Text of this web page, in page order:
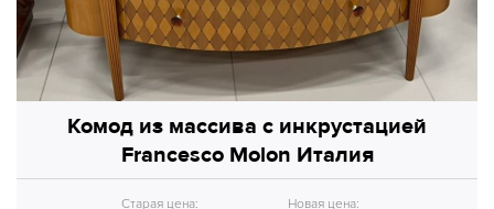
Комод из массива с инкрустацией
Francesco Molon Италия
Старая цена: Новая цена: